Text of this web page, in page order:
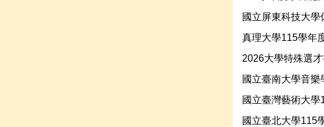
國立屏東科技大
真理大學115學年
2026大學特殊選
國立臺南大學音
國立臺灣藝術大
國立臺北大學115